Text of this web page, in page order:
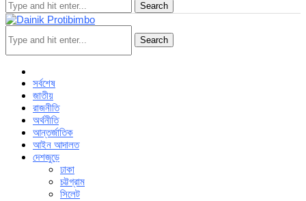
Search
Search
সর্বশেষ
জাতীয়
রাজনীতি
অর্থনীতি
আন্তর্জাতিক
আইন আদালত
দেশজুড়ে
ঢাকা
চট্টগ্রাম
সিলেট